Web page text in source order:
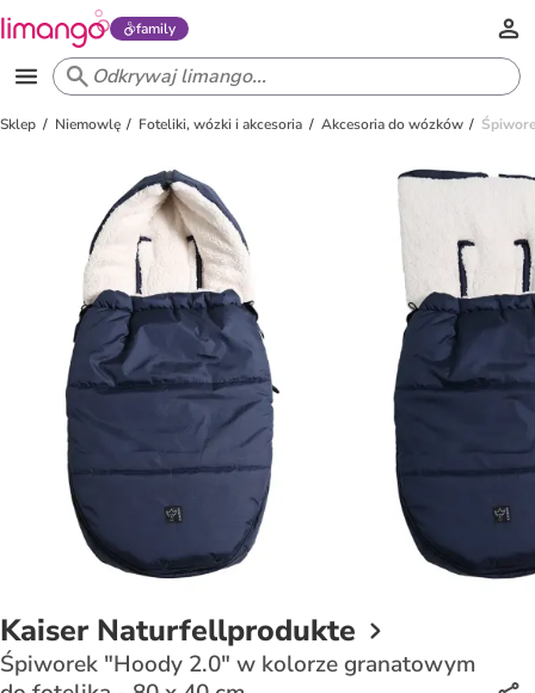
family
Sklep Niemowlę Foteliki, wózki i akcesoria Akcesoria do wózków
Kaiser Naturfellprodukte
Śpiworek "Hoody 2.0" w kolorze granatowym